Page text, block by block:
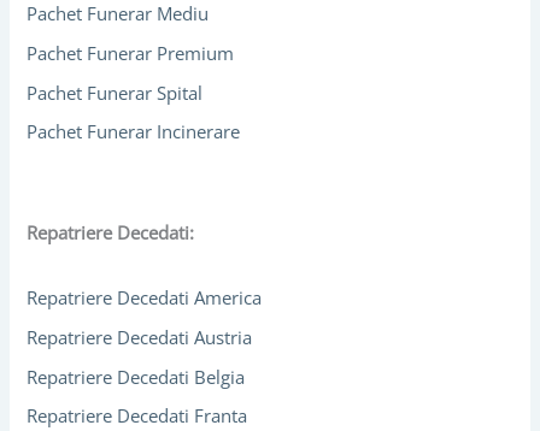
Pachet Funerar Mediu
Pachet Funerar Premium
Pachet Funerar Spital
Pachet Funerar Incinerare
Repatriere Decedati:
Repatriere Decedati America
Repatriere Decedati Austria
Repatriere Decedati Belgia
Repatriere Decedati Franta